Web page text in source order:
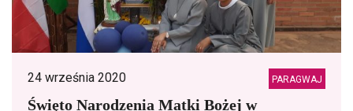
24 września 2020 PARAGWAJ
Święto Narodzenia Matki Bożej w